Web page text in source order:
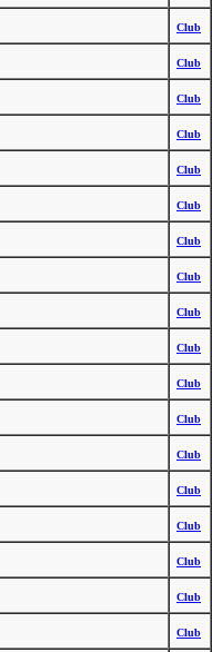
Club
Club
Club
Club
Club
Club
Club
Club
Club
Club
Club
Club
Club
Club
Club
Club
Club
Club